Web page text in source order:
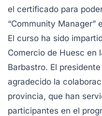
el certificado para
“Community Manager”
El curso ha sido
Comercio de Huesc en
Barbastro. El
agradecido la
provincia, que han
participantes en el